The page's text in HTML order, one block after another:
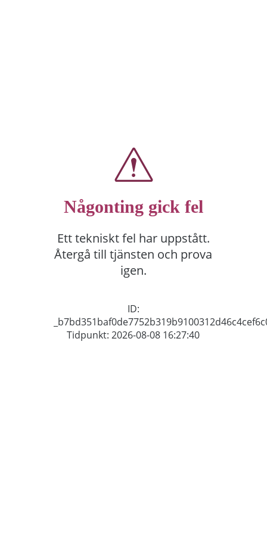
Någonting gick fel
Ett tekniskt fel har uppstått.
Återgå till tjänsten och prova
igen.
ID:
Tidpunkt: 2026-08-08 16:27:40